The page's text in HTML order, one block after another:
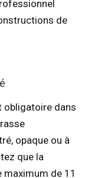
de
obligatoire dans
opaque ou à
que la
de 11